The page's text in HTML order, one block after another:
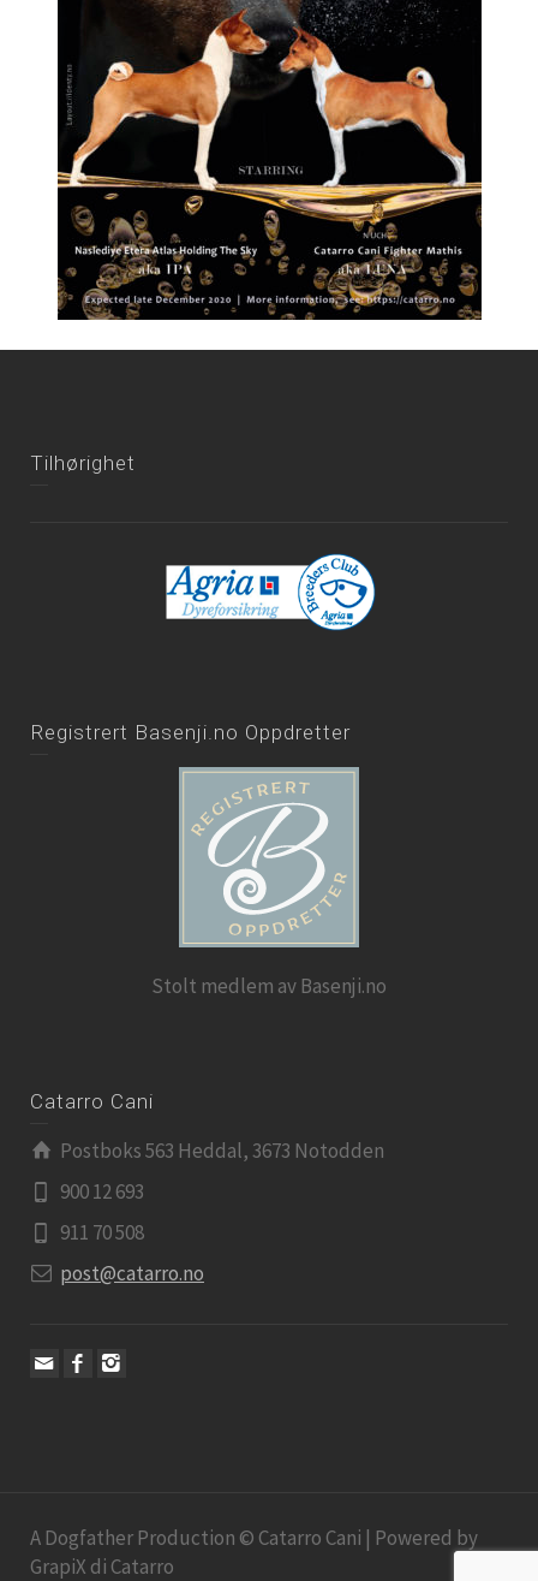
Tilhørighet
Registrert Basenji.no Oppdretter
Stolt medlem av Basenji.no
Catarro Cani
Postboks 563 Heddal, 3673 Notodden
900 12 693
911 70 508
post@catarro.no
A Dogfather Production © Catarro Cani | Powered by
GrapiX di Catarro